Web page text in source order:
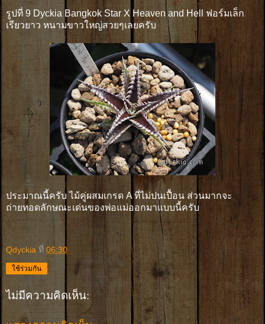
รูปที่ 9 Dyckia Bangkok Star X Heaven and Hell ฟอร์มเล็ก
เรียวยาว หนามขาวใหญ่สวยๆเลยครับ
ประมาณนี้ครับ ไม้คู่ผสมเกรด A ที่ไม่ปนเปื้อน ส่วนมากจะ
ถ่ายทอดลักษณะเด่นของพ่อแม่ออกมาแบบนี้ครับ
Qdyckia ที่ 06:30
ใช้ร่วมกัน
ไม่มีความคิดเห็น: